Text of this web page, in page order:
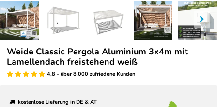
Weide Classic Pergola Aluminium 3x4m mit
Lamellendach freistehend weiß
4,8 - über 8.000 zufriedene Kunden
kostenlose Lieferung in DE & AT